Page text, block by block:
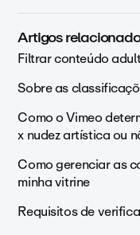
Artigos
Filtrar conteúdo
Sobre as
Como o Vimeo
x nudez artística ou
Como gerenciar as
minha vitrine
Requisitos de